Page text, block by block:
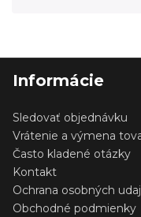
Informácie
Sledovať objednávku
Vrátenie a výmena
Často kladené otázky
Kontakt
Ochrana osobných
Obchodné podmienky